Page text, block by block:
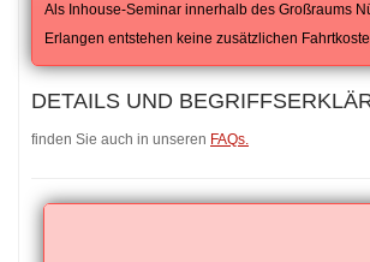
Als Inhouse-Seminar innerhalb des Großraums
Erlangen entstehen keine zusätzlichen
DETAILS UND
finden Sie auch in unseren FAQs.